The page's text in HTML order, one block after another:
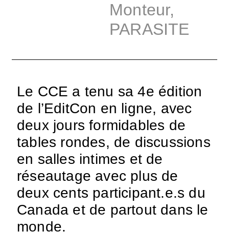
Monteur,
PARASITE
Le CCE a tenu sa 4e édition
de l’EditCon en ligne, avec
deux jours formidables de
tables rondes, de discussions
en salles intimes et de
réseautage avec plus de
deux cents participant.e.s du
Canada et de partout dans le
monde.